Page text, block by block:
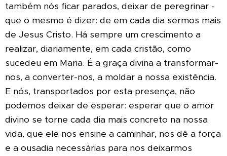
também nós ficar parados, deixar de peregrinar -
que o mesmo é dizer: de em cada dia sermos mais
de Jesus Cristo. Há sempre um crescimento a
realizar, diariamente, em cada cristão, como
sucedeu em Maria. É a graça divina a transformar-
nos, a converter-nos, a moldar a nossa existência.
E nós, transportados por esta presença, não
podemos deixar de esperar: esperar que o amor
divino se torne cada dia mais concreto na nossa
vida, que ele nos ensine a caminhar, nos dê a força
e a ousadia necessárias para nos deixarmos